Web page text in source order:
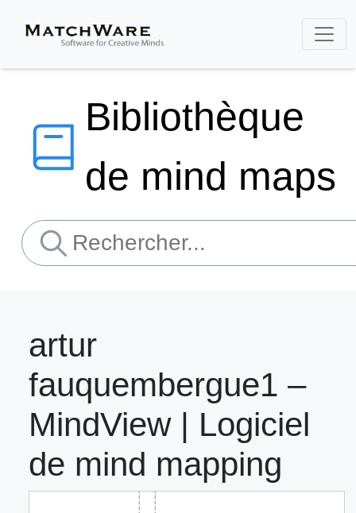
Bibliothèque
de mind maps
artur
fauquembergue1 –
MindView | Logiciel
de mind mapping